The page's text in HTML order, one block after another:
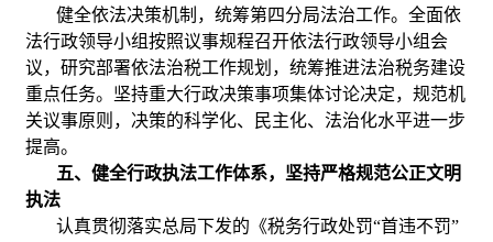
健全依法决策机制，统筹第四分局法治工作。全面依
法行政领导小组按照议事规程召开依法行政领导小组会
议，研究部署依法治税工作规划，统筹推进法治税务建设
重点任务。坚持重大行政决策事项集体讨论决定，规范机
关议事原则，决策的科学化、民主化、法治化水平进一步
提高。
五、健全行政执法工作体系，坚持严格规范公正文明
执法
认真贯彻落实总局下发的《税务行政处罚“首违不罚”